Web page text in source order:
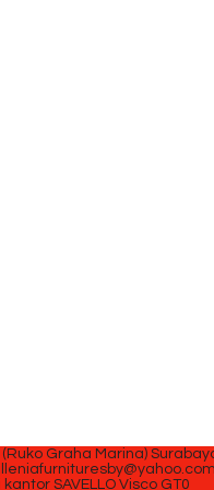
(Ruko Graha Marina)
kantor SAVELLO Visco GT0